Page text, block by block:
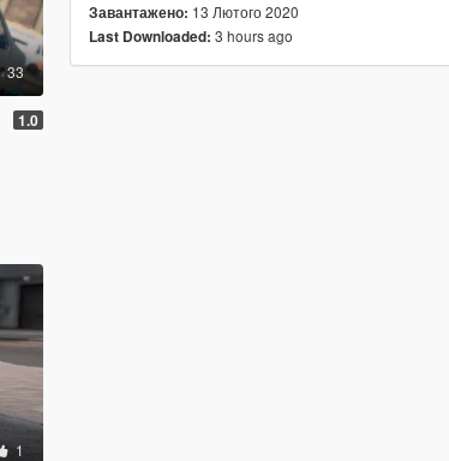
33
1.0
1
Завантажено: 13 Лютого 2020
Last Downloaded: 3 hours ago